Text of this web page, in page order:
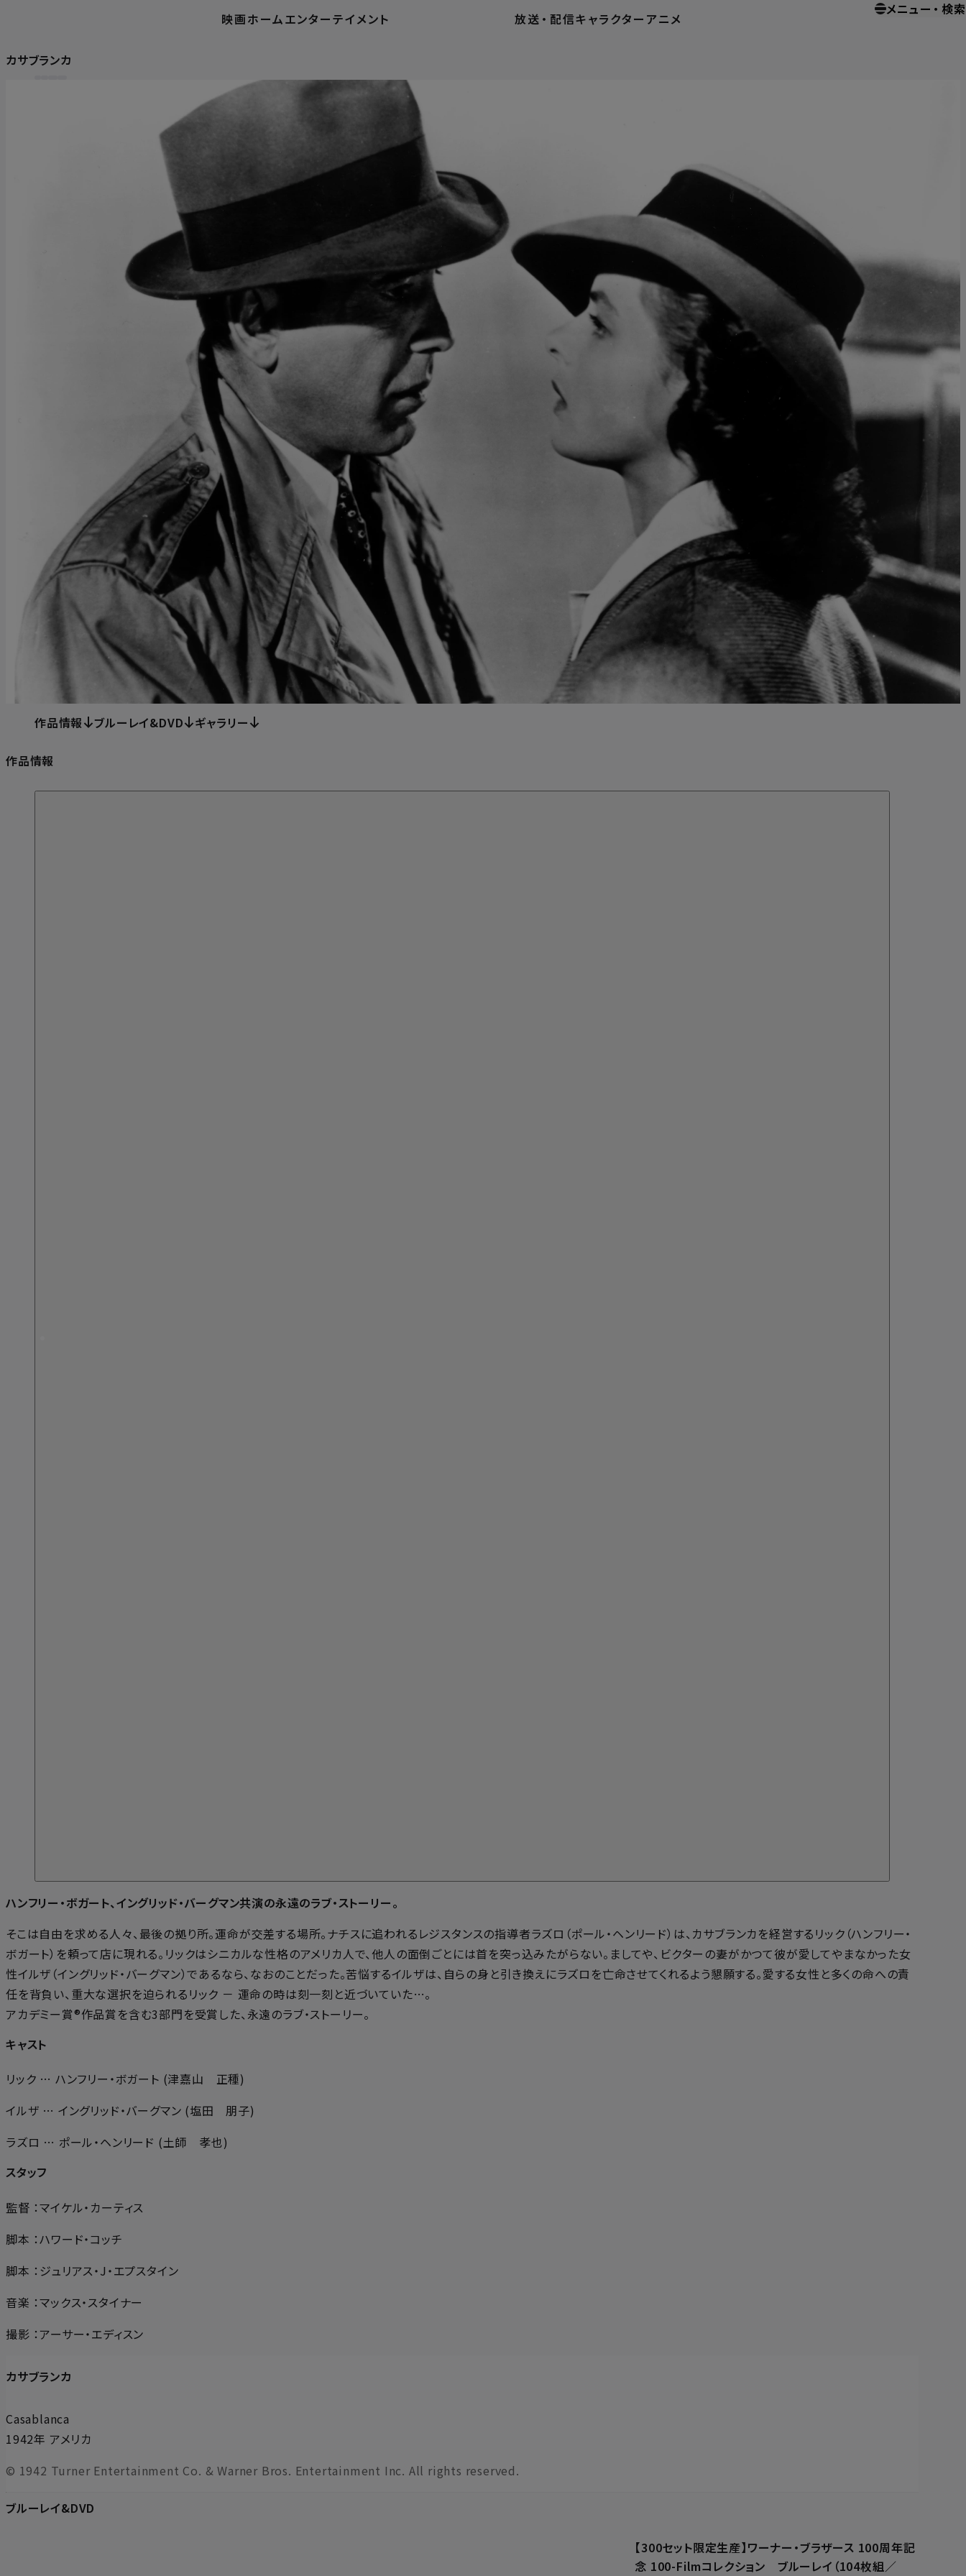
映画ホームエンターテイメント 放送 ・ 配信キャラクター アニメ
メニュー ・ 検索
カサブランカ
作品情報 ブルーレイ&DVD ギャラリー
作品情報
ハンフリー・ボガート、イングリッド・バーグマン共演の永遠のラブ・ストーリー。
そこは自由を求める人々、最後の拠り所。運命が交差する場所。ナチスに追われるレジスタンスの指導者ラズロ（ポール・ヘンリード）は、カサブランカを経営するリック（ハンフリー・
ボガート）を頼って店に現れる。リックはシニカルな性格のアメリカ人で、他人の面倒ごとには首を突っ込みたがらない。ましてや、ビクターの妻がかつて彼が愛してやまなかった女
性イルザ（イングリッド・バーグマン）であるなら、なおのことだった。苦悩するイルザは、自らの身と引き換えにラズロを亡命させてくれるよう懇願する。愛する女性と多くの命への責
任を背負い、重大な選択を迫られるリック － 運命の時は刻一刻と近づいていた…。
アカデミー賞®作品賞を含む3部門を受賞した、永遠のラブ・ストーリー。
キャスト
リック … ハンフリー・ボガート (津嘉山 正種)
イルザ … イングリッド・バーグマン (塩田 朋子)
ラズロ … ポール・ヘンリード (土師 孝也)
スタッフ
監督 ：マイケル・カーティス
脚本 ：ハワード・コッチ
脚本 ：ジュリアス・J・エプスタイン
音楽 ：マックス・スタイナー
撮影 ：アーサー・エディスン
カサブランカ
Casablanca
1942年 アメリカ
© 1942 Turner Entertainment Co. & Warner Bros. Entertainment Inc. All rights reserved.
ブルーレイ&DVD
【300セット限定生産】ワーナー・ブラザース 100周年記
念 100-Filmコレクション ブルーレイ（104枚組／